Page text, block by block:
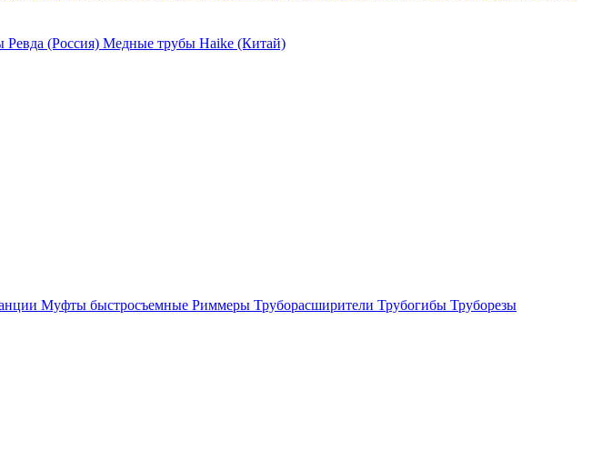
(Россия) Медные трубы Haike (Китай)
Муфты быстросъемные Риммеры Труборасширители Трубогибы Труборезы